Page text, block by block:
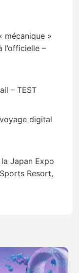
mécanique »
l’officielle –
– TEST
digital
Japan Expo
Resort,